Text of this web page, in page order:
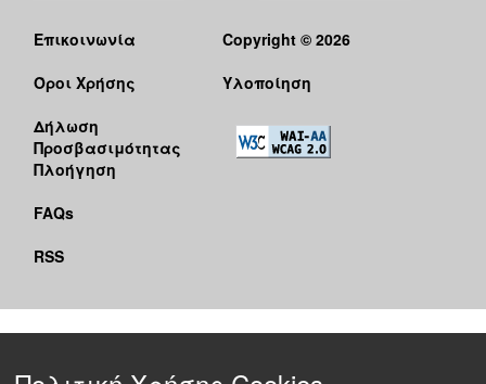
Επικοινωνία
Όροι Χρήσης
Δήλωση
Προσβασιμότητας
Πλοήγηση
FAQs
RSS
Copyright © 2026
Υλοποίηση